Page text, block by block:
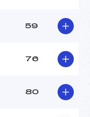
59
76
80